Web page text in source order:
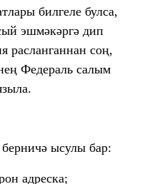
билгеле булса,
эшмәкәргә дип
соң,
Федераль салым
ысулы бар:
адреска;